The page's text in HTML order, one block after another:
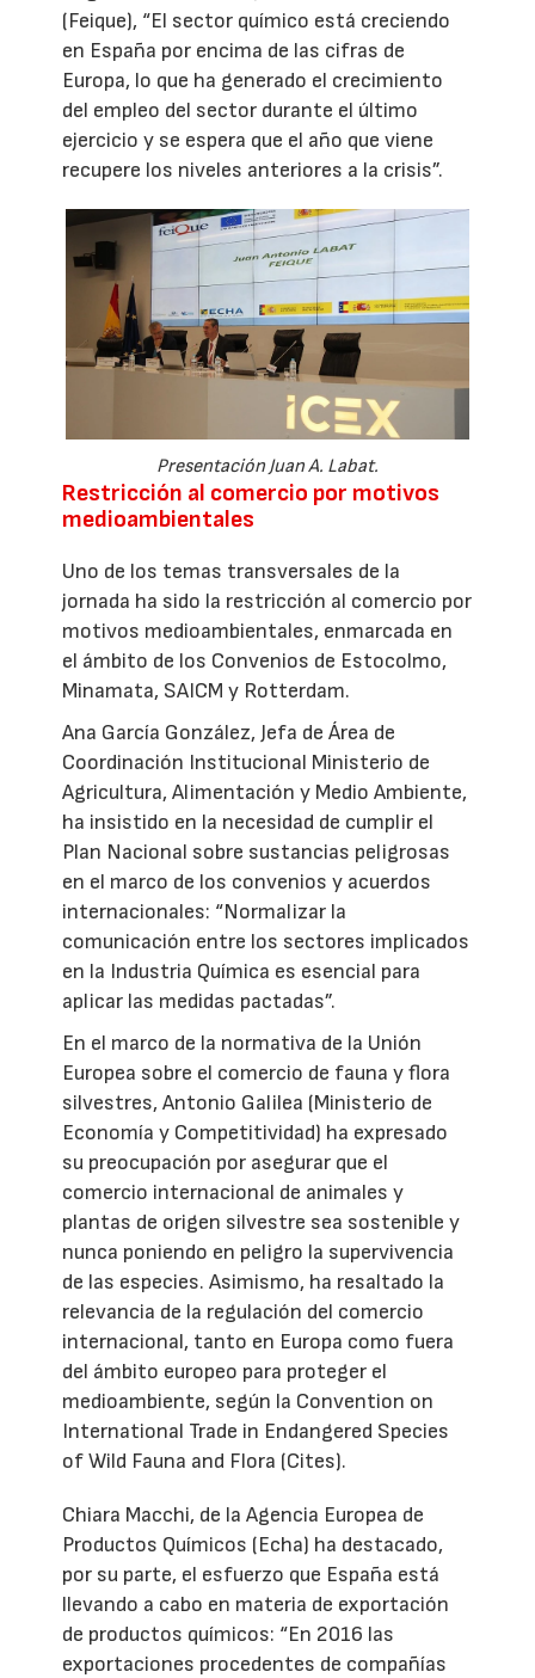
(Feique), “El sector químico está creciendo
en España por encima de las cifras de
Europa, lo que ha generado el crecimiento
del empleo del sector durante el último
ejercicio y se espera que el año que viene
recupere los niveles anteriores a la crisis”.
Presentación Juan A. Labat.
Restricción al comercio por motivos
medioambientales
Uno de los temas transversales de la
jornada ha sido la restricción al comercio por
motivos medioambientales, enmarcada en
el ámbito de los Convenios de Estocolmo,
Minamata, SAICM y Rotterdam.
Ana García González, Jefa de Área de
Coordinación Institucional Ministerio de
Agricultura, Alimentación y Medio Ambiente,
ha insistido en la necesidad de cumplir el
Plan Nacional sobre sustancias peligrosas
en el marco de los convenios y acuerdos
internacionales: “Normalizar la
comunicación entre los sectores implicados
en la Industria Química es esencial para
aplicar las medidas pactadas”.
En el marco de la normativa de la Unión
Europea sobre el comercio de fauna y flora
silvestres, Antonio Galilea (Ministerio de
Economía y Competitividad) ha expresado
su preocupación por asegurar que el
comercio internacional de animales y
plantas de origen silvestre sea sostenible y
nunca poniendo en peligro la supervivencia
de las especies. Asimismo, ha resaltado la
relevancia de la regulación del comercio
internacional, tanto en Europa como fuera
del ámbito europeo para proteger el
medioambiente, según la Convention on
International Trade in Endangered Species
of Wild Fauna and Flora (Cites).
Chiara Macchi, de la Agencia Europea de
Productos Químicos (Echa) ha destacado,
por su parte, el esfuerzo que España está
llevando a cabo en materia de exportación
de productos químicos: “En 2016 las
exportaciones procedentes de compañías